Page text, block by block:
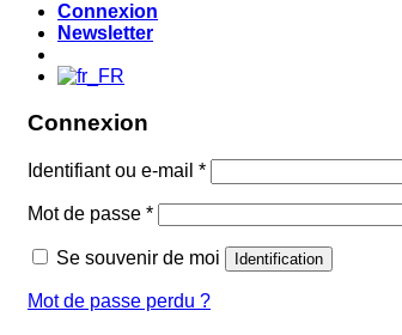
Connexion
Newsletter
Connexion
Identifiant ou e-mail *
Mot de passe *
Se souvenir de moi Identification
Mot de passe perdu ?